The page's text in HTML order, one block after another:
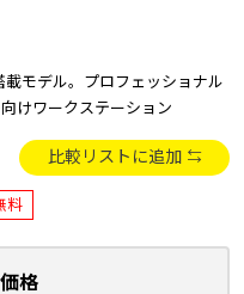
モデル。プロフェッショナル
けワークステーション
比較リストに追加
料
格